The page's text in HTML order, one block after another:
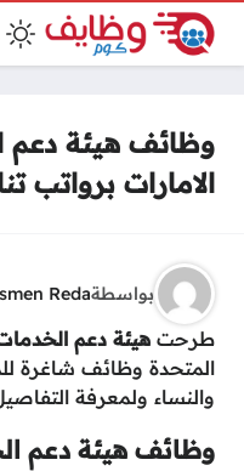
وظائف هيئة دعم
الامارات برواتب
بواسطةReda
طرحت هيئة دعم الخدمات
المتحدة وظائف شاغرة
والنساء ولمعرفة
وظائف هيئة دعم